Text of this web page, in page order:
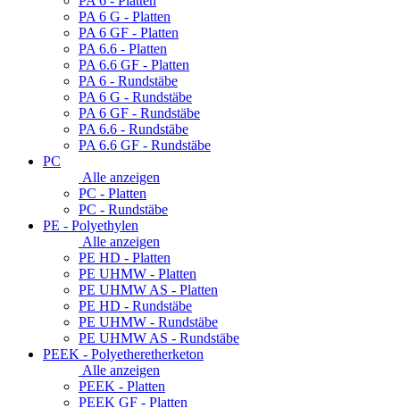
PA 6 G - Platten
PA 6 GF - Platten
PA 6.6 - Platten
PA 6.6 GF - Platten
PA 6 - Rundstäbe
PA 6 G - Rundstäbe
PA 6 GF - Rundstäbe
PA 6.6 - Rundstäbe
PA 6.6 GF - Rundstäbe
PC
Alle anzeigen
PC - Platten
PC - Rundstäbe
PE - Polyethylen
Alle anzeigen
PE HD - Platten
PE UHMW - Platten
PE UHMW AS - Platten
PE HD - Rundstäbe
PE UHMW - Rundstäbe
PE UHMW AS - Rundstäbe
PEEK - Polyetheretherketon
Alle anzeigen
PEEK - Platten
PEEK GF - Platten